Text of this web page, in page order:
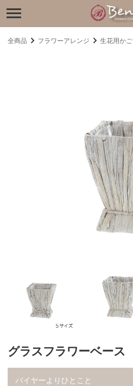
全商品 フラワーアレンジ 生花用かご
グラスフラワーベース
バイヤーよりひとこと